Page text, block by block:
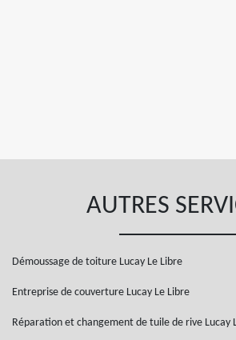
AUTRES
Démoussage de toiture Lucay Le Libre
Entreprise de couverture Lucay Le Libre
Réparation et changement de tuile de rive Lucay